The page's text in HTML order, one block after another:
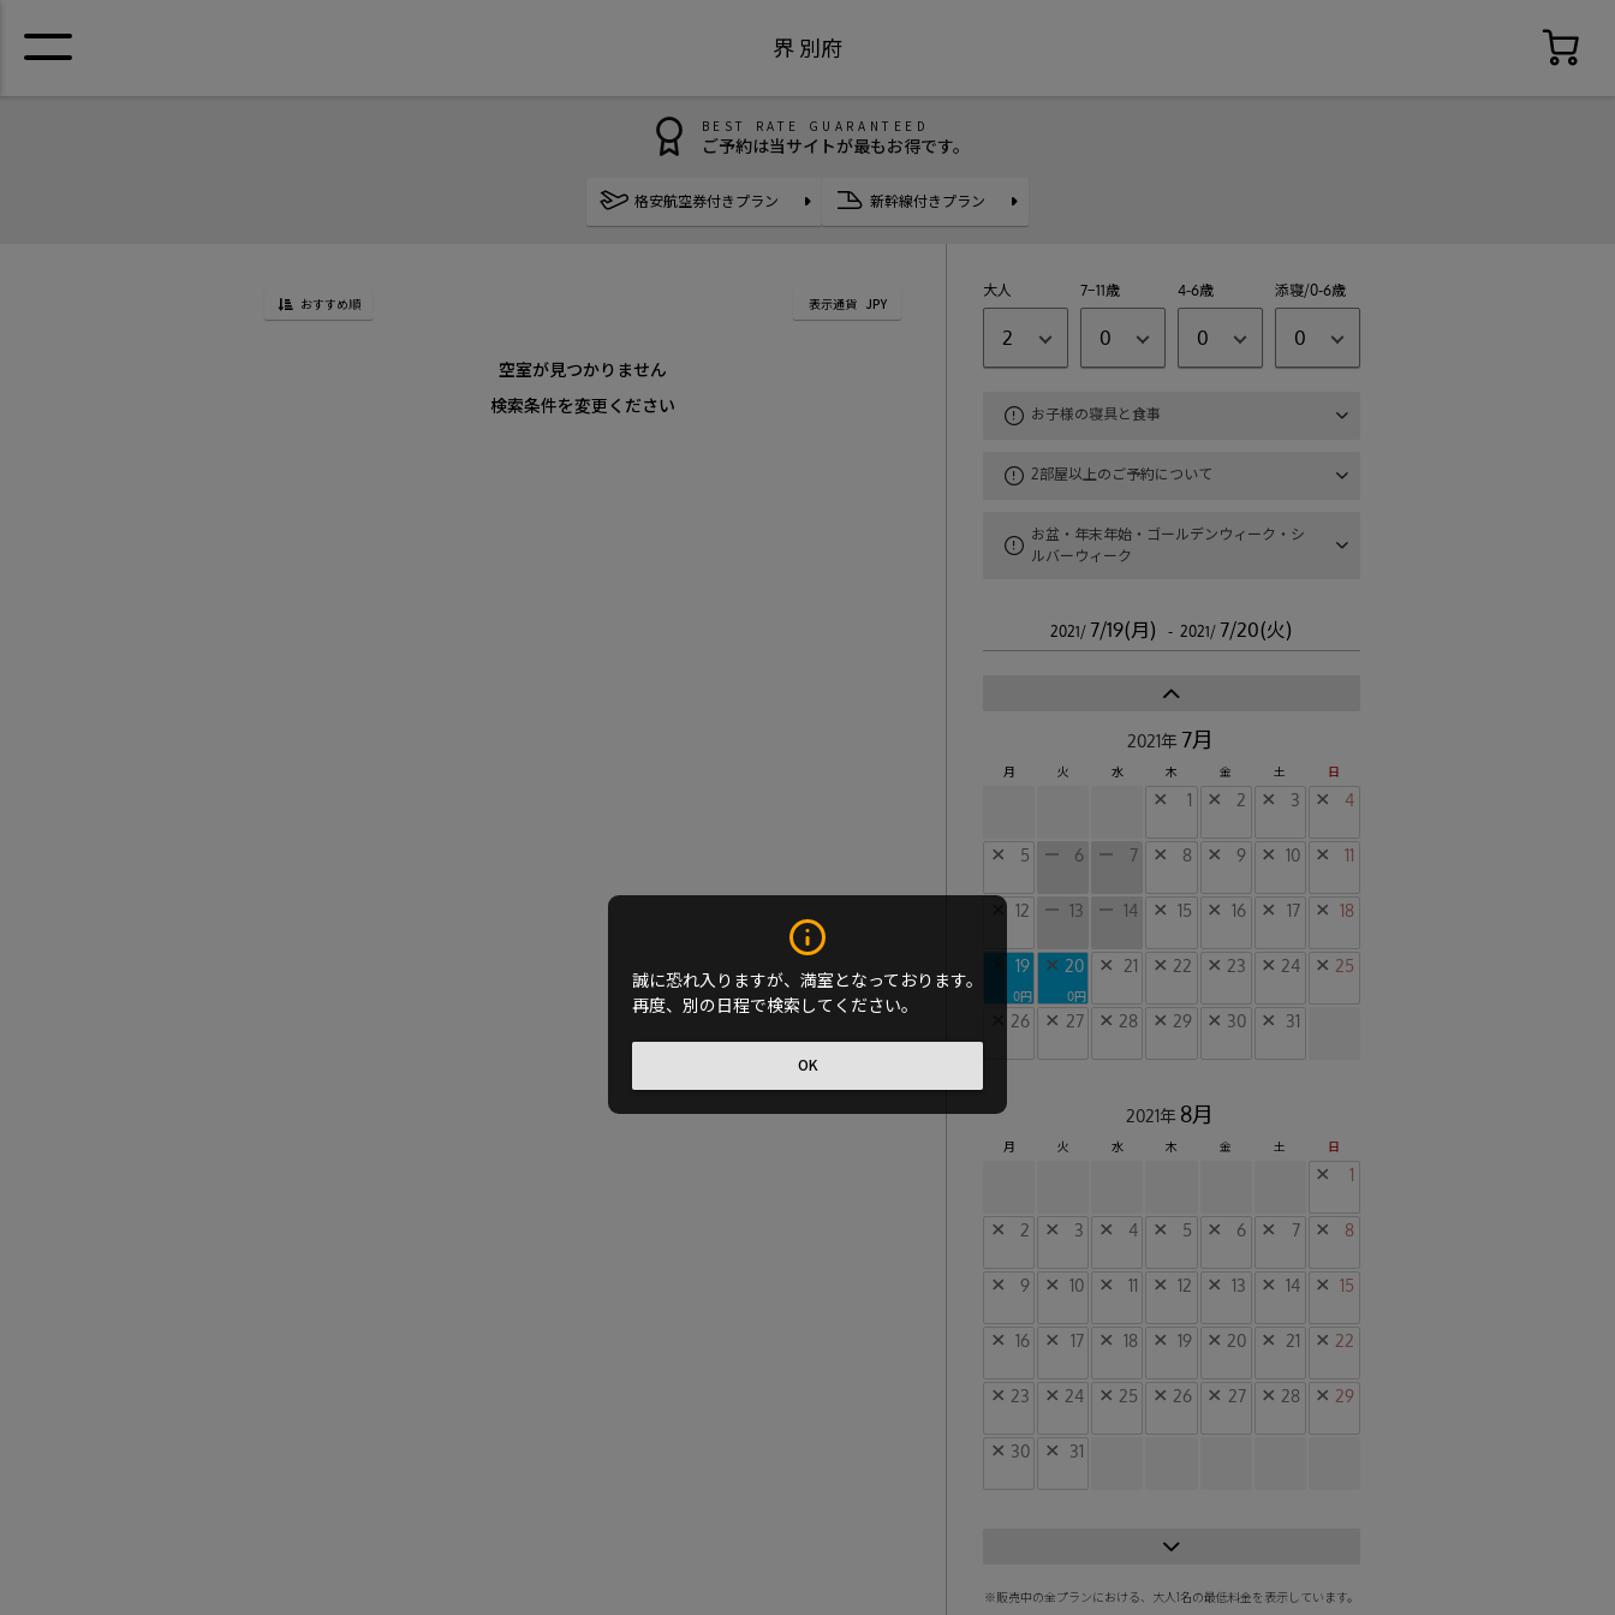
誠に恐れ入りますが、満室となっております。
再度、別の日程で検索してください。
OK
界 別府
BEST RATE GUARANTEED
ご予約は当サイトが最もお得です。
格安航空券付きプラン 新幹線付きプラン
おすすめ順 表示通貨 JPY
空室が見つかりません
検索条件を変更ください
大人
2
7−11歳
0
4-6歳
0
添寝/0-6歳
0
お子様の寝具と食事
2部屋以上のご予約について
お盆・年末年始・ゴールデンウィーク・シ
ルバーウィーク
2021/ 7/19(月) - 2021/ 7/20(火)
2021年 7月
月 火 水 木 金 土 日
× 1 × 2 × 3 × 4
× 5 ー 6 ー 7 × 8 × 9 × 10 × 11
12 ー 13 ー 14 × 15 × 16 × 17 × 18
19
0円
× 20
0円
× 21 × 22 × 23 × 24 × 25
26 × 27 × 28 × 29 × 30 × 31
2021年 8月
月 火 水 木 金 土 日
× 1
× 2 × 3 × 4 × 5 × 6 × 7 × 8
× 9 × 10 × 11 × 12 × 13 × 14 × 15
× 16 × 17 × 18 × 19 × 20 × 21 × 22
× 23 × 24 × 25 × 26 × 27 × 28 × 29
× 30 × 31
※販売中の全プランにおける、大人1名の最低料金を表示しています。